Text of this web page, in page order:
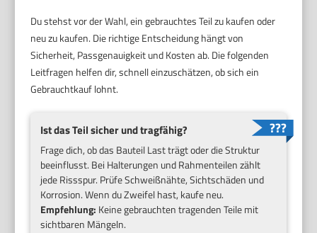
Du stehst vor der Wahl, ein gebrauchtes Teil zu kaufen oder
neu zu kaufen. Die richtige Entscheidung hängt von
Sicherheit, Passgenauigkeit und Kosten ab. Die folgenden
Leitfragen helfen dir, schnell einzuschätzen, ob sich ein
Gebrauchtkauf lohnt.
Ist das Teil sicher und tragfähig?
Frage dich, ob das Bauteil Last trägt oder die Struktur
beeinflusst. Bei Halterungen und Rahmenteilen zählt
jede Rissspur. Prüfe Schweißnähte, Sichtschäden und
Korrosion. Wenn du Zweifel hast, kaufe neu.
Empfehlung: Keine gebrauchten tragenden Teile mit
sichtbaren Mängeln.